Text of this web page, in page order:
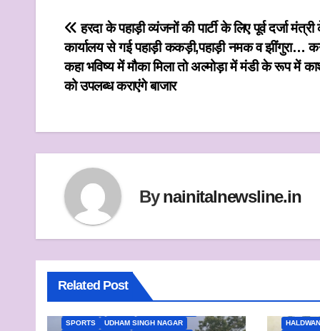
a
t
s
A
p
i
t
t
e
c
e
b
o
k
a
i
l
a
r
e
Post
navigation
हरदा के पहाड़ी व्यंजनों की पार्टी के लिए पूर्व दर्जा
कार्यालय से गई पहाड़ी ककड़ी,पहाड़ी नमक व झींगुरा…
कहा भविष्य में मौका मिला तो अल्मोड़ा में मंडी के रूप में
को उपलब्ध कराएंगे बाजार
Bynainitalnewsline.in
Related Post
ALMORA BAGESHWAR
HALDWANI
SPORTS
UDHAM SINGH NAGAR